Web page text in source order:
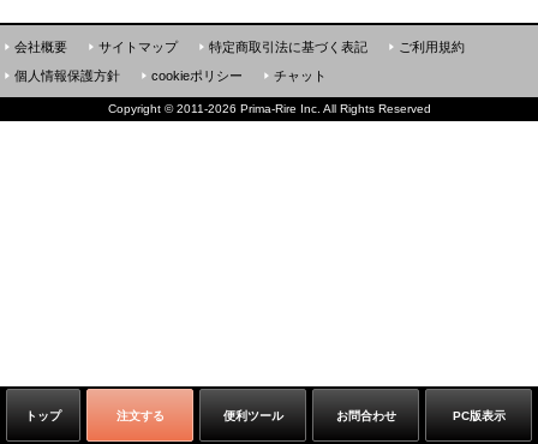
トップ 注文する 便利ツール お問合わせ PC版表示
会社概要 サイトマップ 特定商取引法に基づく表記
ご利用規約
個人情報保護方針
cookieポリシー チャット
Copyright ©2011-2026 Prima-Rire Inc. All Rights Reserved